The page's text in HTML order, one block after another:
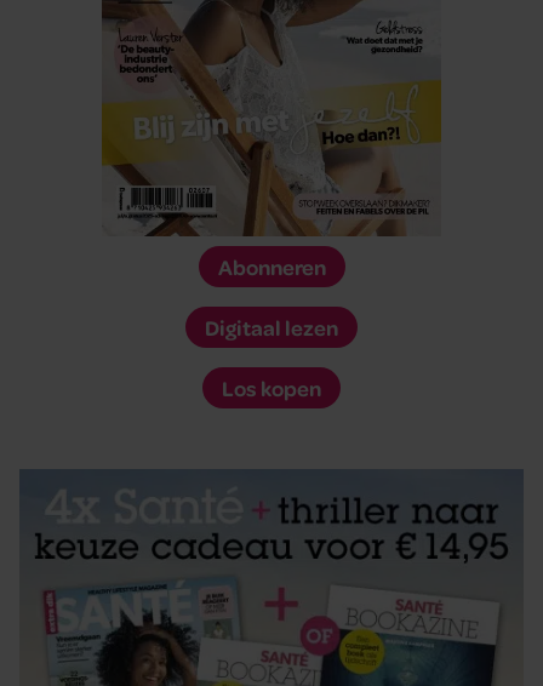
Abonneren
Digitaal lezen
Los kopen